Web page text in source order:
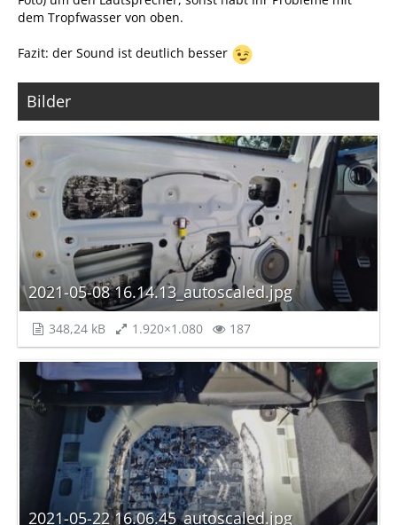
dem Tropfwasser von oben.
Fazit: der Sound ist deutlich besser
Bilder
2021-05-08 16.14.13_autoscaled.jpg
348,24 kB 1.920×1.080 187
2021-05-22 16.06.45_autoscaled.jpg